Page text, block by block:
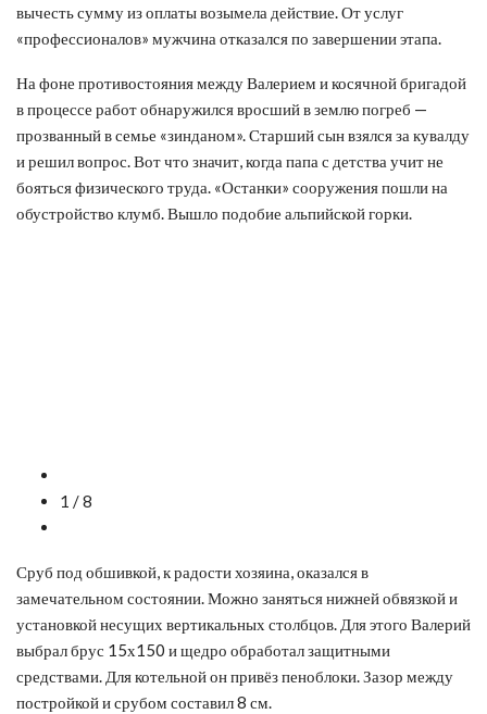
вычесть сумму из оплаты возымела действие. От услуг
«профессионалов» мужчина отказался по завершении этапа.
На фоне противостояния между Валерием и косячной бригадой
в процессе работ обнаружился вросший в землю погреб —
прозванный в семье «зинданом». Старший сын взялся за кувалду
и решил вопрос. Вот что значит, когда папа с детства учит не
бояться физического труда. «Останки» сооружения пошли на
обустройство клумб. Вышло подобие альпийской горки.
1 / 8
Сруб под обшивкой, к радости хозяина, оказался в
замечательном состоянии. Можно заняться нижней обвязкой и
установкой несущих вертикальных столбцов. Для этого Валерий
выбрал брус 15х150 и щедро обработал защитными
средствами. Для котельной он привёз пеноблоки. Зазор между
постройкой и срубом составил 8 см.